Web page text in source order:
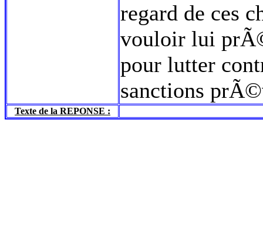
regard de ces
vouloir lui
pour lutter
sanctions
Texte de la REPONSE :